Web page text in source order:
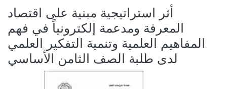
أثر استراتيجية مبنية على اقتصاد
المعرفة ومدعمة إلكترونياً في فهم
المفاهيم العلمية وتنمية التفكير العلمي
لدى طلبة الصف الثامن الأساسي